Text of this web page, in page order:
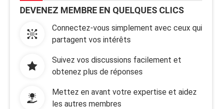
DEVENEZ MEMBRE EN QUELQUES CLICS
Connectez-vous simplement avec ceux qui
partagent vos intérêts
Suivez vos discussions facilement et
obtenez plus de réponses
Mettez en avant votre expertise et aidez
les autres membres